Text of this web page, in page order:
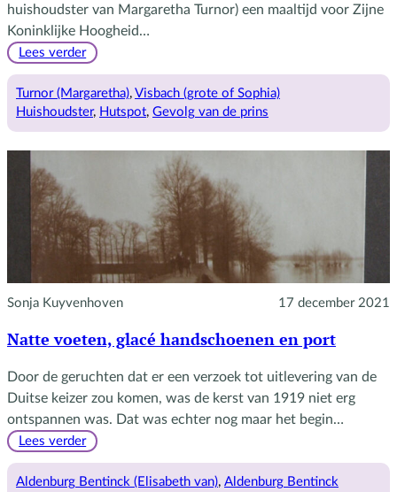
huishoudster van Margaretha Turnor) een maaltijd voor Zijne
Koninklijke Hoogheid…
Lees verder:
voor
een
Turnor (Margaretha), Visbach (grote of Sophia)
Huishoudster, Hutspot, Gevolg van de prins
Sonja Kuyvenhoven 17 december 2021
Natte voeten, glacé handschoenen en port
Door de geruchten dat er een verzoek tot uitlevering van de
Duitse keizer zou komen, was de kerst van 1919 niet erg
ontspannen was. Dat was echter nog maar het begin…
Lees verder:
voeten,
Aldenburg Bentinck (Elisabeth van), Aldenburg Bentinck